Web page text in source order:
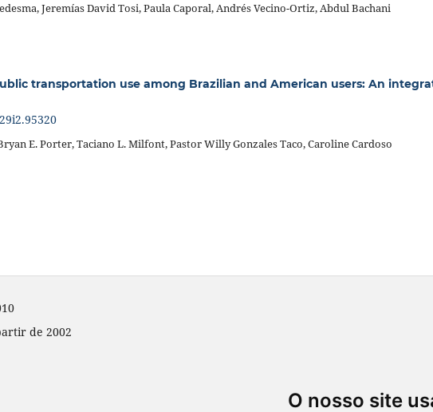
O nosso site
Jeremías David Tosi, Paula Caporal, Andrés Vecino-Ortiz, Abdul Bachani
transportation use among Brazilian and American users: An
E. Porter, Taciano L. Milfont, Pastor Willy Gonzales Taco, Caroline Cardoso
de 2002